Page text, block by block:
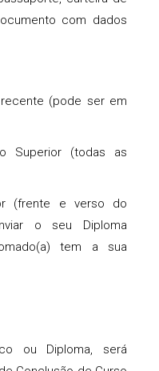
com dados
(pode ser em
Superior (todas as
(frente e verso do
o seu Diploma
tem a sua
ou Diploma, será